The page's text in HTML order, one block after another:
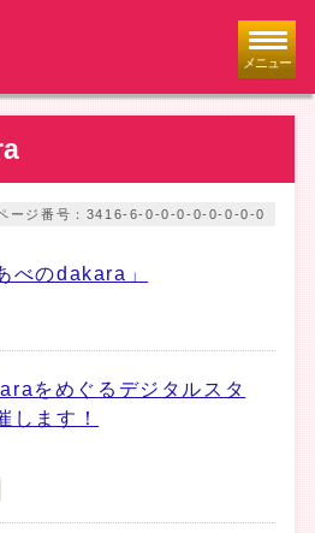
メニュー
ージ番号：3416-6-0-0-0-0-0-0-0-0
べのdakara」
をめぐるデジタルスタ
します！